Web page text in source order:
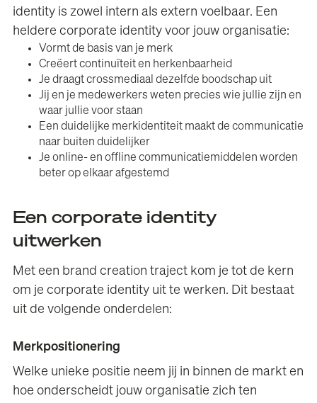
identity is zowel intern als extern voelbaar. Een
heldere corporate identity voor jouw organisatie:
Vormt de basis van je merk
Creëert continuïteit en herkenbaarheid
Je draagt crossmediaal dezelfde boodschap uit
Jij en je medewerkers weten precies wie jullie zijn en
waar jullie voor staan
Een duidelijke merkidentiteit maakt de communicatie
naar buiten duidelijker
Je online- en offline communicatiemiddelen worden
beter op elkaar afgestemd
Een corporate identity
uitwerken
Met een brand creation traject kom je tot de kern
om je corporate identity uit te werken. Dit bestaat
uit de volgende onderdelen:
Merkpositionering
Welke unieke positie neem jij in binnen de markt en
hoe onderscheidt jouw organisatie zich ten